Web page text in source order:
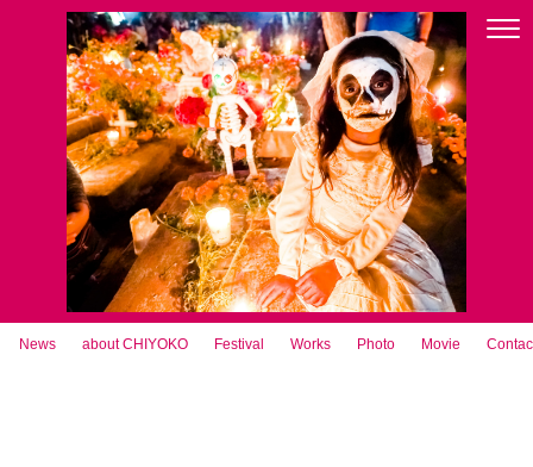
News about CHIYOKO Festival Works Photo Movie